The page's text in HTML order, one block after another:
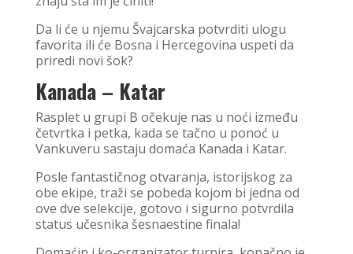
Da li će u njemu Švajcarska potvrditi ulogu
favorita ili će Bosna i Hercegovina uspeti da
priredi novi šok?
Kanada – Katar
Rasplet u grupi B očekuje nas u noći između
četvrtka i petka, kada se tačno u ponoć u
Vankuveru sastaju domaća Kanada i Katar.
Posle fantastičnog otvaranja, istorijskog za
obe ekipe, traži se pobeda kojom bi jedna od
ove dve selekcije, gotovo i sigurno potvrdila
status učesnika šesnaestine finala!